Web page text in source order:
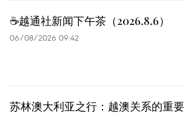
☕️越通社新闻下午茶（2026.8.6）
06/08/2026 09:42
苏林澳大利亚之行：越澳关系的重要